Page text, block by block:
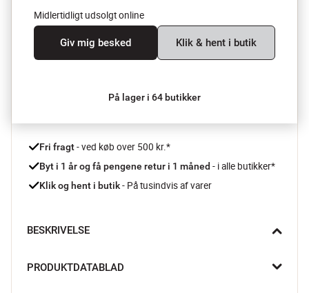
Midlertidligt udsolgt online
Giv mig besked Klik & hent i butik
På lager i 64 butikker
Fri fragt - ved køb over 500 kr.*
Byt i 1 år og få pengene retur i 1 måned - i alle butikker*
Klik og hent i butik - På tusindvis af varer
BESKRIVELSE
praktisk – den giver hygge i stuen og beskytter flammen, når
PRODUKTDATABLAD